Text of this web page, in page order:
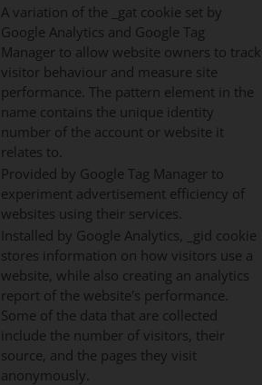
A variation of the _gat cookie set by
Google Analytics and Google Tag
Manager to allow website owners to track
visitor behaviour and measure site
performance. The pattern element in the
name contains the unique identity
number of the account or website it
relates to.
Provided by Google Tag Manager to
experiment advertisement efficiency of
websites using their services.
Installed by Google Analytics, _gid cookie
stores information on how visitors use a
website, while also creating an analytics
report of the website's performance.
Some of the data that are collected
include the number of visitors, their
source, and the pages they visit
anonymously.